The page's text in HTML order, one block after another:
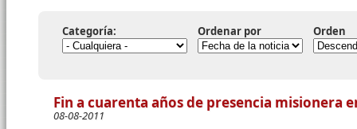
Categoría: Ordenar por Orden
Fin a cuarenta años de presencia misionera
08-08-2011